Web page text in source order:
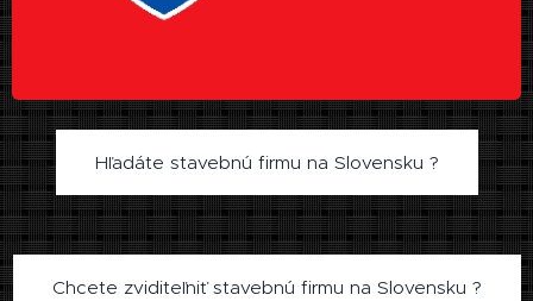
Hľadáte stavebnú firmu na Slovensku ?
Chcete zviditeľniť stavebnú firmu na Slovensku ?